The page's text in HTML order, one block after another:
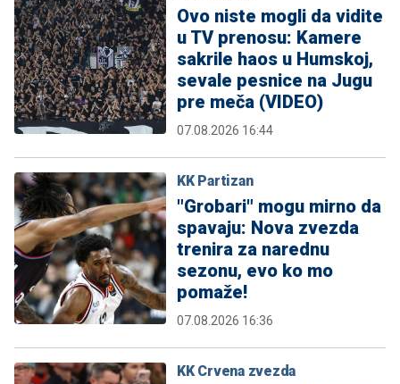
Ovo niste mogli da vidite
u TV prenosu: Kamere
sakrile haos u Humskoj,
sevale pesnice na Jugu
pre meča (VIDEO)
07.08.2026 16:44
KK Partizan
"Grobari" mogu mirno da
spavaju: Nova zvezda
trenira za narednu
sezonu, evo ko mo
pomaže!
07.08.2026 16:36
KK Crvena zvezda